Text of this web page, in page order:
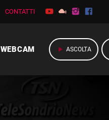
CONTATTI
WEBCAM play_arrow ASCOLTA